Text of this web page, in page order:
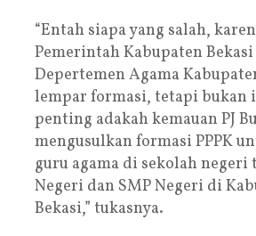
“Entah siapa yang salah,
Pemerintah Kabupaten
Depertemen Agama
lempar formasi, tetapi bukan
penting adakah kemauan PJ
mengusulkan formasi PPPK
guru agama di sekolah negeri
Negeri dan SMP Negeri di
Bekasi,” tukasnya.